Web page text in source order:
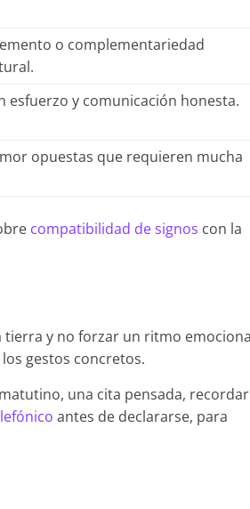
o complementariedad
esfuerzo y comunicación honesta.
opuestas que requieren mucha
compatibilidad de signos con la
y no forzar un ritmo
gestos concretos.
una cita pensada, recordar
antes de declararse, para